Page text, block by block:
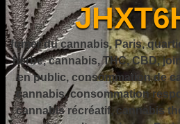
fumer du cannabis, Paris,
herbe, cannabis, THC, CBD,
en public, consommation de
cannabis, consommation
cannabis récréatif, cannabis